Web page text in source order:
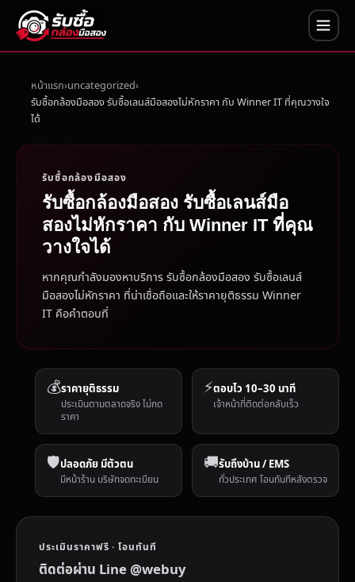
หน้าแรก uncategorized
รับซื้อกล้องมือสอง รับซื้อเลนส์มือสองไม่หักราคา กับ Winner IT ที่คุณวางใจ
ได้
รับซื้อกล้องมือสอง
รับซื้อกล้องมือสอง รับซื้อเลนส์มือ
สองไม่หักราคา กับ Winner IT ที่คุณ
วางใจได้
หากคุณกำลังมองหาบริการ รับซื้อกล้องมือสอง รับซื้อเลนส์
มือสองไม่หักราคา ที่น่าเชื่อถือและให้ราคายุติธรรม Winner
IT คือคำตอบที่
💰ราคายุติธรรม
ประเมินตามตลาดจริง ไม่กด
ราคา
⚡ตอบไว 10–30 นาที
เจ้าหน้าที่ติดต่อกลับเร็ว
🛡️ปลอดภัย มีตัวตน
มีหน้าร้าน บริษัทจดทะเบียน
🚚รับถึงบ้าน / EMS
ทั่วประเทศ โอนทันทีหลังตรวจ
ประเมินราคาฟรี · โอนทันที
ติดต่อผ่าน Line @webuy